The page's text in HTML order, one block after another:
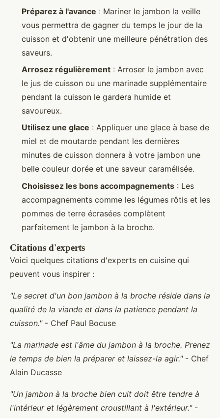
Préparez à l'avance : Mariner le jambon la veille
vous permettra de gagner du temps le jour de la
cuisson et d'obtenir une meilleure pénétration des
saveurs.
Arrosez régulièrement : Arroser le jambon avec
le jus de cuisson ou une marinade supplémentaire
pendant la cuisson le gardera humide et
savoureux.
Utilisez une glace : Appliquer une glace à base de
miel et de moutarde pendant les dernières
minutes de cuisson donnera à votre jambon une
belle couleur dorée et une saveur caramélisée.
Choisissez les bons accompagnements : Les
accompagnements comme les légumes rôtis et les
pommes de terre écrasées complètent
parfaitement le jambon à la broche.
Citations d'experts
Voici quelques citations d'experts en cuisine qui
peuvent vous inspirer :
"Le secret d'un bon jambon à la broche réside dans la
qualité de la viande et dans la patience pendant la
cuisson."- Chef Paul Bocuse
"La marinade est l'âme du jambon à la broche. Prenez
le temps de bien la préparer et laissez-la agir."- Chef
Alain Ducasse
"Un jambon à la broche bien cuit doit être tendre à
l'intérieur et légèrement croustillant à l'extérieur."-